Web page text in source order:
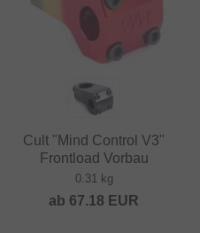
Cult "Mind Control V3"
Frontload Vorbau
0.31 kg
ab 67.18 EUR